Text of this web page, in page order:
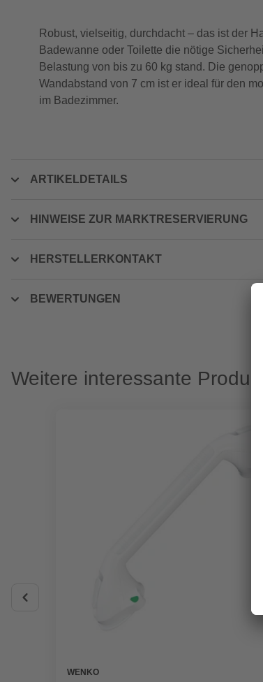
Robust, vielseitig, durchdacht – das ist der
Badewanne oder Toilette die nötige
Belastung von bis zu 60 kg stand. Die
Wandabstand von 7 cm ist er ideal für den
im Badezimmer.
ARTIKELDETAILS
HINWEISE ZUR MARKTRESERVIERUNG
HERSTELLERKONTAKT
BEWERTUNGEN
Weitere interessante
WENKO